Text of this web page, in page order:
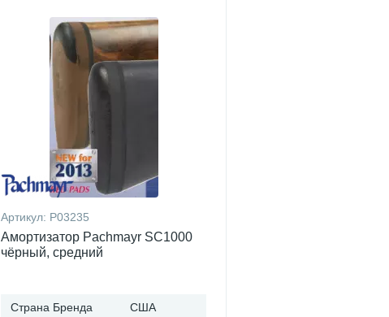
Артикул: P03235
Амортизатор Pachmayr SC1000
чёрный, средний
Страна Бренда
США